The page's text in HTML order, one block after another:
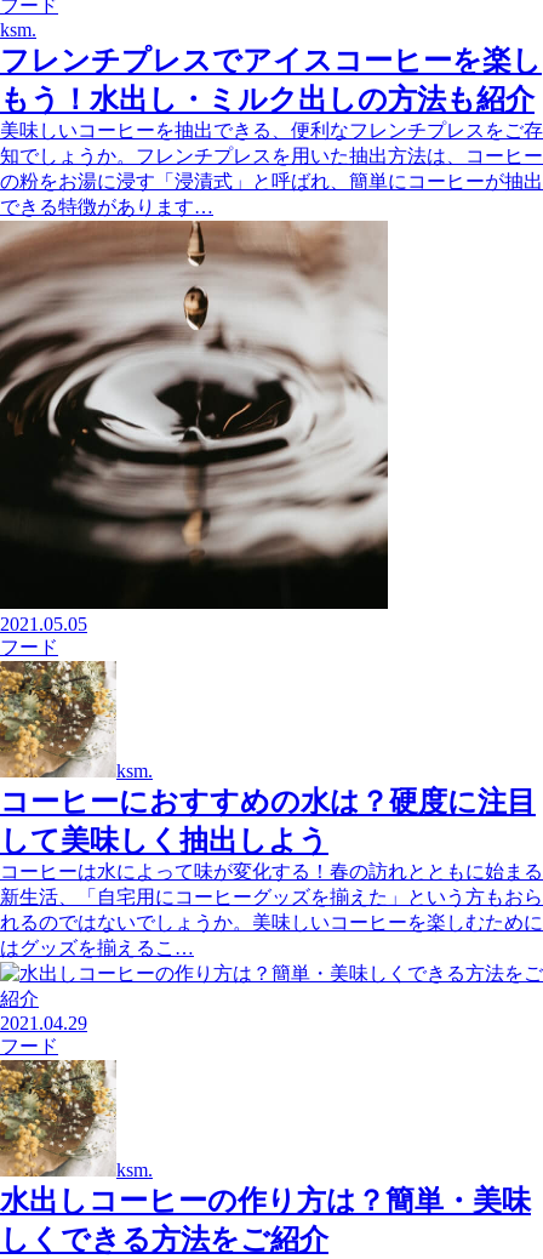
フード
ksm.
フレンチプレスでアイスコーヒーを楽し
もう！水出し・ミルク出しの方法も紹介
美味しいコーヒーを抽出できる、便利なフレンチプレスをご存
知でしょうか。フレンチプレスを用いた抽出方法は、コーヒー
の粉をお湯に浸す「浸漬式」と呼ばれ、簡単にコーヒーが抽出
できる特徴があります…
2021.05.05
フード
ksm.
コーヒーにおすすめの水は？硬度に注目
して美味しく抽出しよう
コーヒーは水によって味が変化する！春の訪れとともに始まる
新生活、「自宅用にコーヒーグッズを揃えた」という方もおら
れるのではないでしょうか。美味しいコーヒーを楽しむために
はグッズを揃えるこ…
2021.04.29
フード
ksm.
水出しコーヒーの作り方は？簡単・美味
しくできる方法をご紹介